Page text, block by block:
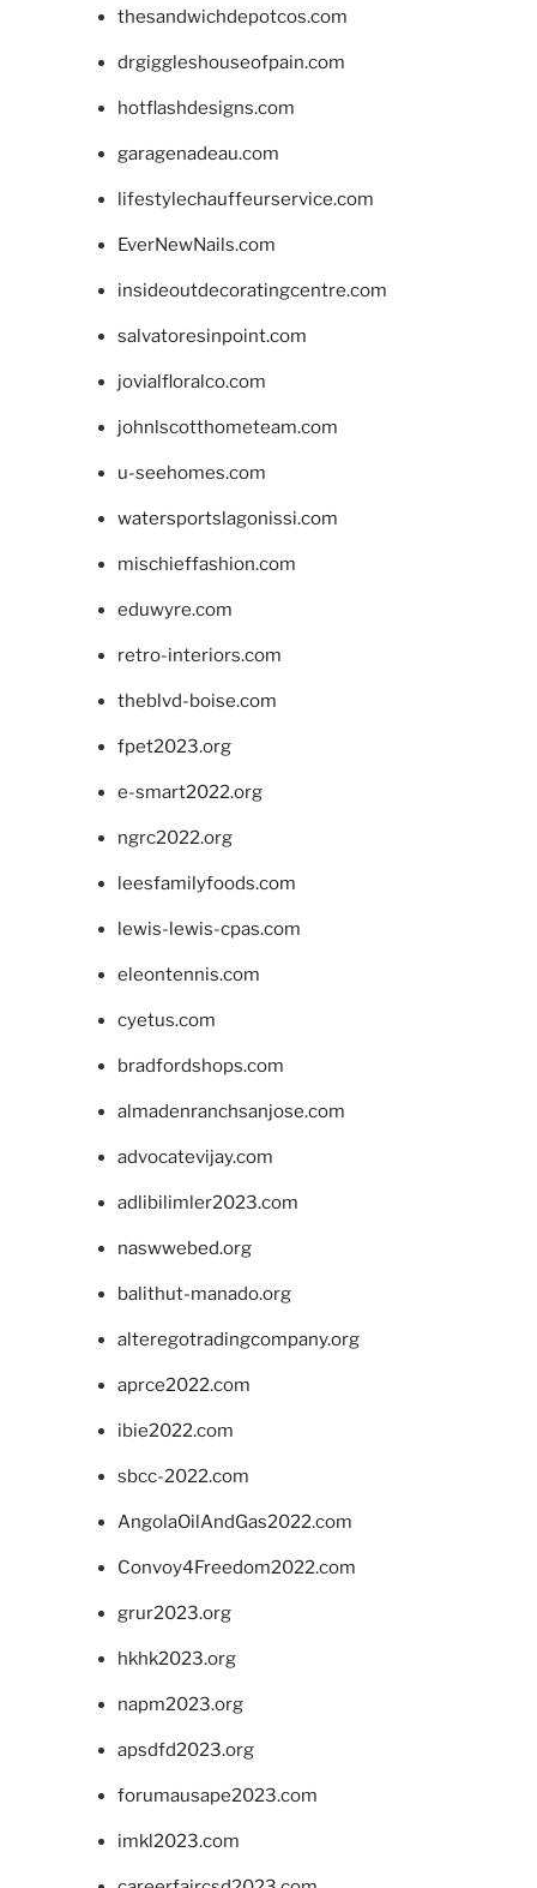
thesandwichdepotcos.com
drgiggleshouseofpain.com
hotflashdesigns.com
garagenadeau.com
lifestylechauffeurservice.com
EverNewNails.com
insideoutdecoratingcentre.com
salvatoresinpoint.com
jovialfloralco.com
johnlscotthometeam.com
u-seehomes.com
watersportslagonissi.com
mischieffashion.com
eduwyre.com
retro-interiors.com
theblvd-boise.com
fpet2023.org
e-smart2022.org
ngrc2022.org
leesfamilyfoods.com
lewis-lewis-cpas.com
eleontennis.com
cyetus.com
bradfordshops.com
almadenranchsanjose.com
advocatevijay.com
adlibilimler2023.com
naswwebed.org
balithut-manado.org
alteregotradingcompany.org
aprce2022.com
ibie2022.com
sbcc-2022.com
AngolaOilAndGas2022.com
Convoy4Freedom2022.com
grur2023.org
hkhk2023.org
napm2023.org
apsdfd2023.org
forumausape2023.com
imkl2023.com